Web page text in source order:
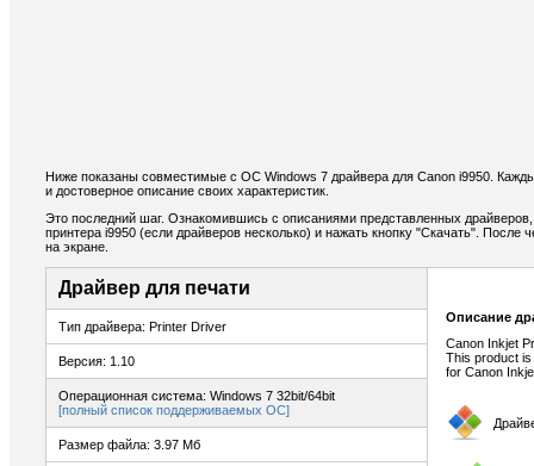
Ниже показаны совместимые с ОС Windows 7 драйвера для Canon i9950.
и достоверное описание своих характеристик.
Это последний шаг. Ознакомившись с описаниями представленных
принтера i9950 (если драйверов несколько) и нажать кнопку "Скачать". После
на экране.
Драйвер для печати
Тип драйвера: Printer Driver
Версия: 1.10
Операционная система: Windows 7 32bit/64bit
[полный список поддерживаемых ОС]
Размер файла: 3.97 Мб
Описание
Canon Inkjet
This product
for Canon